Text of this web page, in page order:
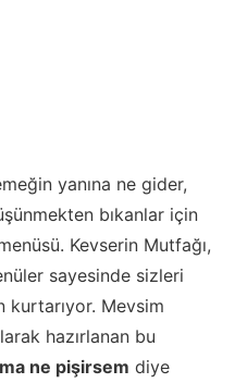
yanına ne gider,
bıkanlar için
Kevserin Mutfağı,
sayesinde sizleri
kurtarıyor. Mevsim
hazırlanan bu
ne pişirsem diye